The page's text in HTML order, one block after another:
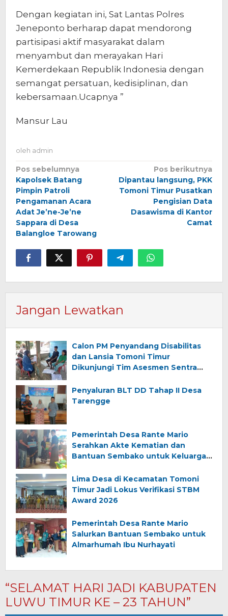
Dengan kegiatan ini, Sat Lantas Polres
Jeneponto berharap dapat mendorong
partisipasi aktif masyarakat dalam
menyambut dan merayakan Hari
Kemerdekaan Republik Indonesia dengan
semangat persatuan, kedisiplinan, dan
kebersamaan.Ucapnya ”
Mansur Lau
oleh admin
Navigasi
pos
Pos sebelumnya
Kapolsek Batang
Pimpin Patroli
Pengamanan Acara
Adat Je’ne-Je’ne
Sappara di Desa
Balangloe Tarowang
Pos berikutnya
Dipantau langsung, PKK
Tomoni Timur Pusatkan
Pengisian Data
Dasawisma di Kantor
Camat
Jangan Lewatkan
Calon PM Penyandang Disabilitas
dan Lansia Tomoni Timur
Dikunjungi Tim Asesmen Sentra
Penyaluran BLT DD Tahap II Desa
Tarengge
Pemerintah Desa Rante Mario
Serahkan Akte Kematian dan
Bantuan Sembako untuk Keluarga
Lima Desa di Kecamatan Tomoni
Timur Jadi Lokus Verifikasi STBM
Award 2026
Pemerintah Desa Rante Mario
Salurkan Bantuan Sembako untuk
Almarhumah Ibu Nurhayati
“SELAMAT HARI JADI KABUPATEN
LUWU TIMUR KE – 23 TAHUN”